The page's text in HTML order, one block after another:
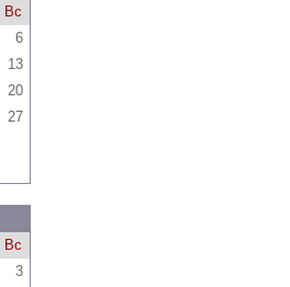
Вс
6
13
20
27
Вс
3